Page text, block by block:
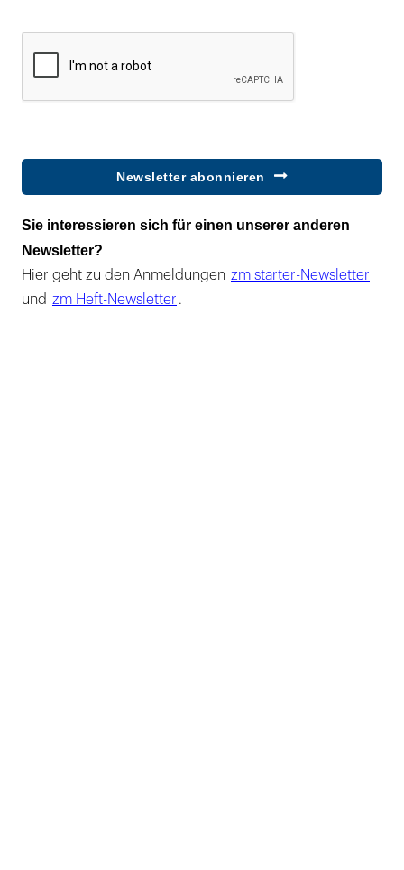
Newsletter abonnieren
Sie interessieren sich für einen unserer anderen
Newsletter?
Hier geht zu den Anmeldungen zm starter-Newsletter
und zm Heft-Newsletter .